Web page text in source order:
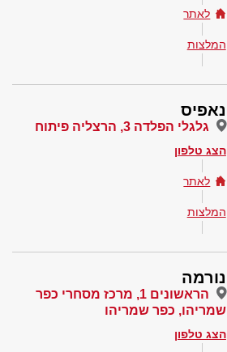
לאתר
המלצות
נאפיס
גלגלי הפלדה 3, הרצליה פיתוח
הצג טלפון
לאתר
המלצות
נורמה
הראשונים 1, מרכז מסחרי כפר
שמריהו, כפר שמריהו
הצג טלפון